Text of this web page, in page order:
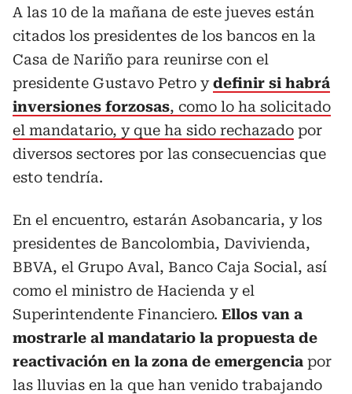
A las 10 de la mañana de este jueves están
citados los presidentes de los bancos en la
Casa de Nariño para reunirse con el
presidente Gustavo Petro ydefinir si habrá
inversiones forzosas, como lo ha solicitado
el mandatario, y que ha sido rechazado por
diversos sectores por las consecuencias que
esto tendría.
En el encuentro, estarán Asobancaria, y los
presidentes de Bancolombia, Davivienda,
BBVA, el Grupo Aval, Banco Caja Social, así
como el ministro de Hacienda y el
Superintendente Financiero. Ellos van a
mostrarle al mandatario la propuesta de
reactivación en la zona de emergencia por
las lluvias en la que han venido trabajando